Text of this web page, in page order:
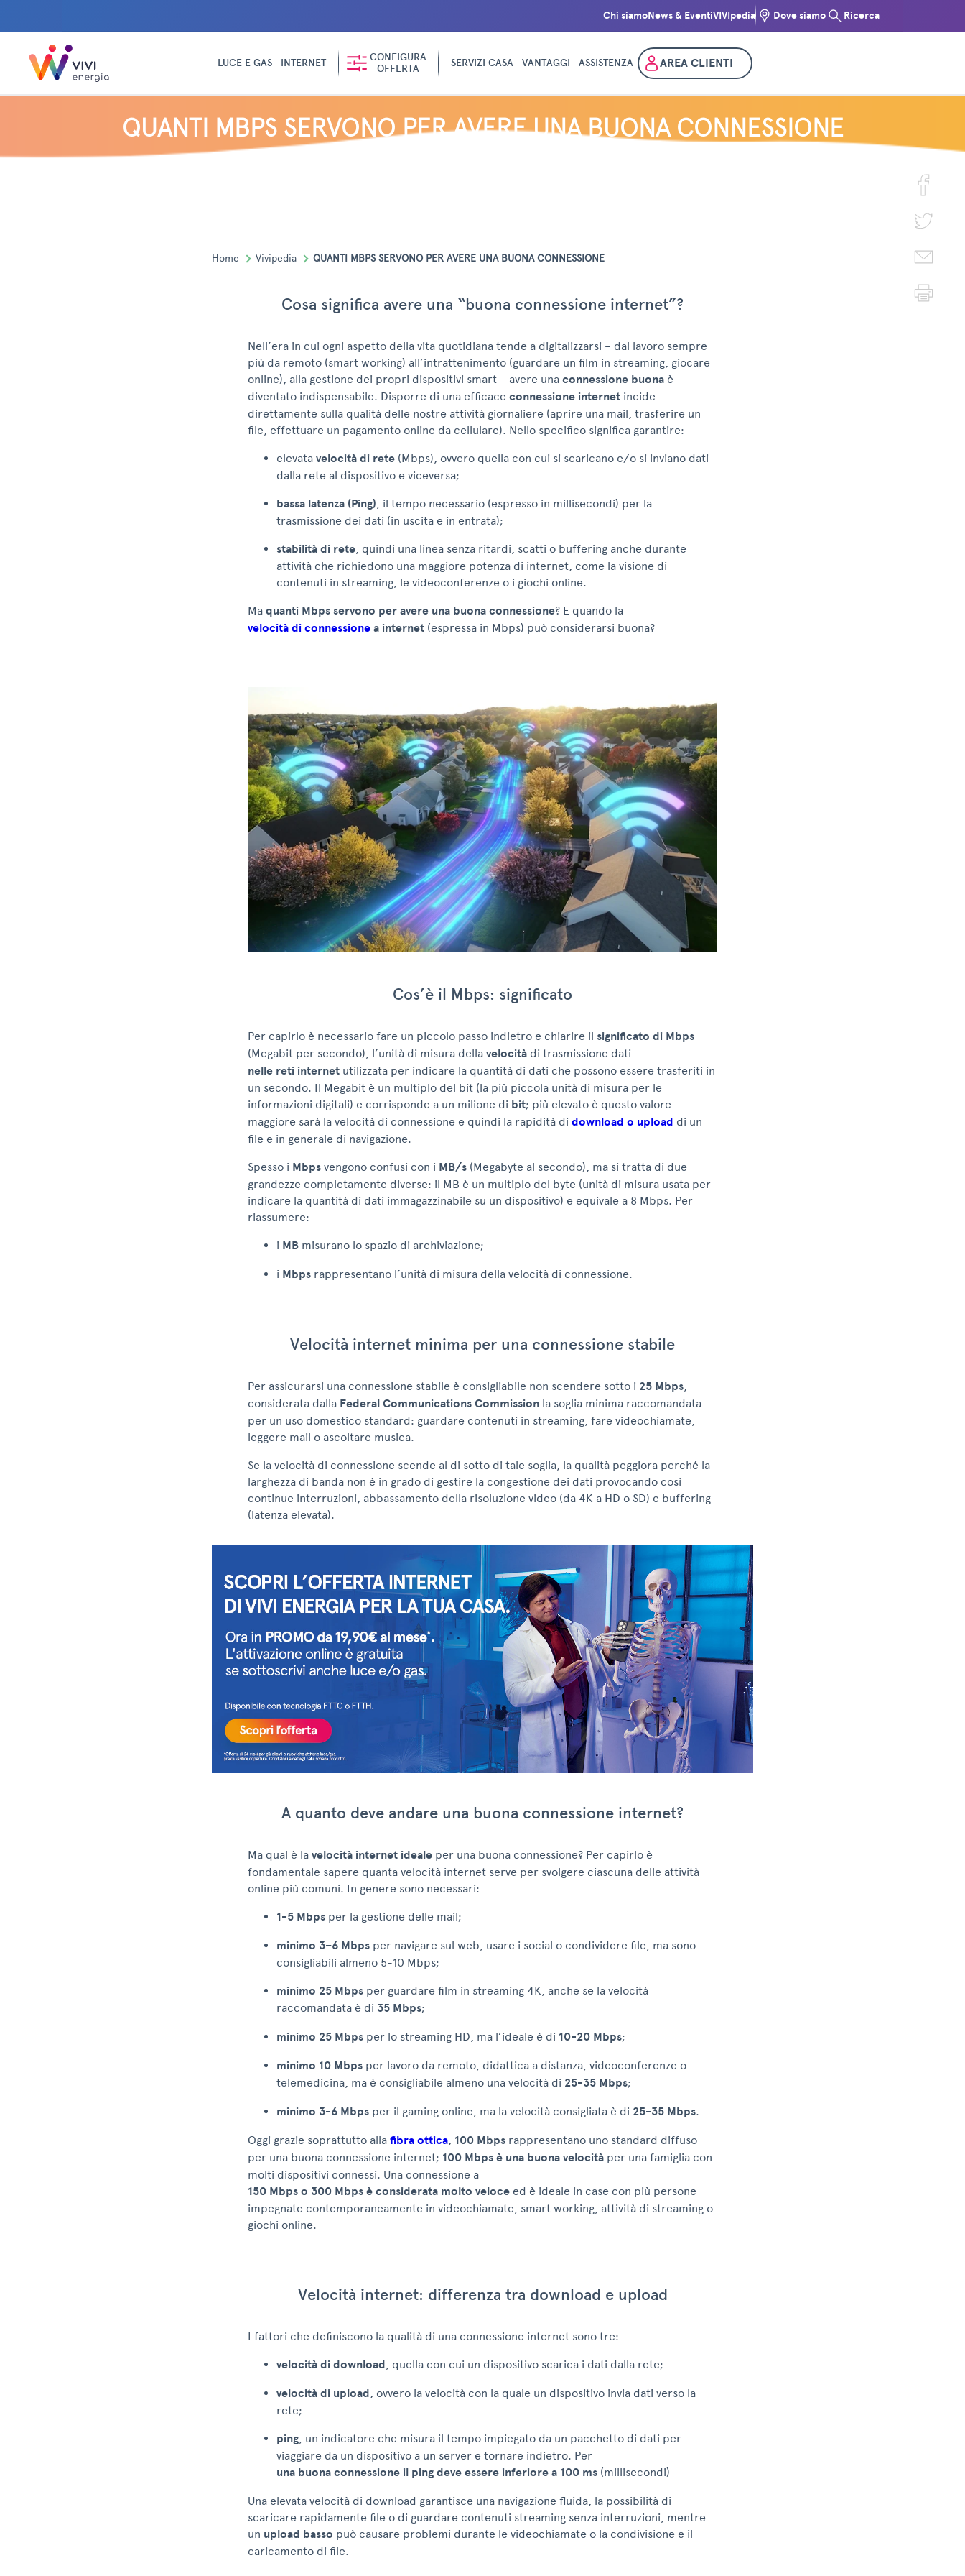
Chi siamoNews & EventiVIVIpedia Dove siamo Ricerca
LUCE E GAS INTERNET
CONFIGURA
OFFERTA
SERVIZI CASA VANTAGGI ASSISTENZA AREA CLIENTI
QUANTI MBPS SERVONO PER AVERE UNA BUONA CONNESSIONE
Home Vivipedia QUANTI MBPS SERVONO PER AVERE UNA BUONA CONNESSIONE
Cosa significa avere una “buona connessione internet”?
Nell’era in cui ogni aspetto della vita quotidiana tende a digitalizzarsi – dal lavoro sempre
più da remoto (smart working) all’intrattenimento (guardare un film in streaming, giocare
online), alla gestione dei propri dispositivi smart – avere una connessione buona è
diventato indispensabile. Disporre di una efficace connessione internet incide
direttamente sulla qualità delle nostre attività giornaliere (aprire una mail, trasferire un
file, effettuare un pagamento online da cellulare). Nello specifico significa garantire:
elevata velocità di rete (Mbps), ovvero quella con cui si scaricano e/o si inviano dati
dalla rete al dispositivo e viceversa;
bassa latenza (Ping), il tempo necessario (espresso in millisecondi) per la
trasmissione dei dati (in uscita e in entrata);
stabilità di rete, quindi una linea senza ritardi, scatti o buffering anche durante
attività che richiedono una maggiore potenza di internet, come la visione di
contenuti in streaming, le videoconferenze o i giochi online.
Ma quanti Mbps servono per avere una buona connessione? E quando la
velocità di connessione a internet (espressa in Mbps) può considerarsi buona?
Cos’è il Mbps: significato
Per capirlo è necessario fare un piccolo passo indietro e chiarire il significato di Mbps
(Megabit per secondo), l’unità di misura della velocità di trasmissione dati
nelle reti internet utilizzata per indicare la quantità di dati che possono essere trasferiti in
un secondo. Il Megabit è un multiplo del bit (la più piccola unità di misura per le
informazioni digitali) e corrisponde a un milione di bit; più elevato è questo valore
maggiore sarà la velocità di connessione e quindi la rapidità di download o upload di un
file e in generale di navigazione.
Spesso i Mbps vengono confusi con i MB/s (Megabyte al secondo), ma si tratta di due
grandezze completamente diverse: il MB è un multiplo del byte (unità di misura usata per
indicare la quantità di dati immagazzinabile su un dispositivo) e equivale a 8 Mbps. Per
riassumere:
i MB misurano lo spazio di archiviazione;
i Mbps rappresentano l’unità di misura della velocità di connessione.
Velocità internet minima per una connessione stabile
Per assicurarsi una connessione stabile è consigliabile non scendere sotto i 25 Mbps
considerata dalla Federal Communications Commission la soglia minima raccomandata
per un uso domestico standard: guardare contenuti in streaming, fare videochiamate,
leggere mail o ascoltare musica.
Se la velocità di connessione scende al di sotto di tale soglia, la qualità peggiora perché la
larghezza di banda non è in grado di gestire la congestione dei dati provocando così
continue interruzioni, abbassamento della risoluzione video (da 4K a HD o SD) e buffering
(latenza elevata).
A quanto deve andare una buona connessione internet?
Ma qual è la velocità internet ideale per una buona connessione? Per capirlo è
fondamentale sapere quanta velocità internet serve per svolgere ciascuna delle attività
online più comuni. In genere sono necessari:
1-5 Mbps per la gestione delle mail;
minimo 3–6 Mbps per navigare sul web, usare i social o condividere file, ma sono
consigliabili almeno 5-10 Mbps;
minimo 25 Mbps per guardare film in streaming 4K, anche se la velocità
raccomandata è di 35 Mbps;
minimo 25 Mbps per lo streaming HD, ma l’ideale è di 10-20 Mbps;
minimo 10 Mbps per lavoro da remoto, didattica a distanza, videoconferenze o
telemedicina, ma è consigliabile almeno una velocità di 25-35 Mbps;
minimo 3-6 Mbps per il gaming online, ma la velocità consigliata è di 25-35 Mbps.
Oggi grazie soprattutto alla fibra ottica, 100 Mbps rappresentano uno standard diffuso
per una buona connessione internet; 100 Mbps è una buona velocità per una famiglia con
molti dispositivi connessi. Una connessione a
150 Mbps o 300 Mbps è considerata molto veloce ed è ideale in case con più persone
impegnate contemporaneamente in videochiamate, smart working, attività di streaming o
giochi online.
Velocità internet: differenza tra download e upload
I fattori che definiscono la qualità di una connessione internet sono tre:
velocità di download, quella con cui un dispositivo scarica i dati dalla rete;
velocità di upload, ovvero la velocità con la quale un dispositivo invia dati verso la
rete;
ping, un indicatore che misura il tempo impiegato da un pacchetto di dati per
viaggiare da un dispositivo a un server e tornare indietro. Per
una buona connessione il ping deve essere inferiore a 100 ms (millisecondi)
Una elevata velocità di download garantisce una navigazione fluida, la possibilità di
scaricare rapidamente file o di guardare contenuti streaming senza interruzioni, mentre
un upload basso può causare problemi durante le videochiamate o la condivisione e il
caricamento di file.